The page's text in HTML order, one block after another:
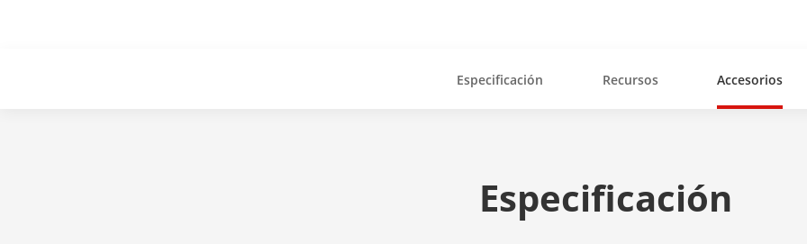
Especificación Recursos Accesorios
Especificación